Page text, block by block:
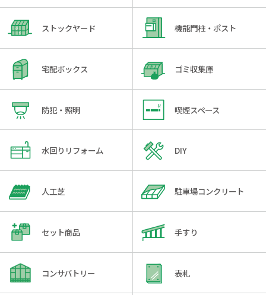
ストックヤード 機能門柱・ポスト
宅配ボックス ゴミ収集庫
防犯・照明 喫煙スペース
水回りリフォーム DIY
人工芝 駐車場コンクリート
セット商品 手すり
コンサバトリー 表札